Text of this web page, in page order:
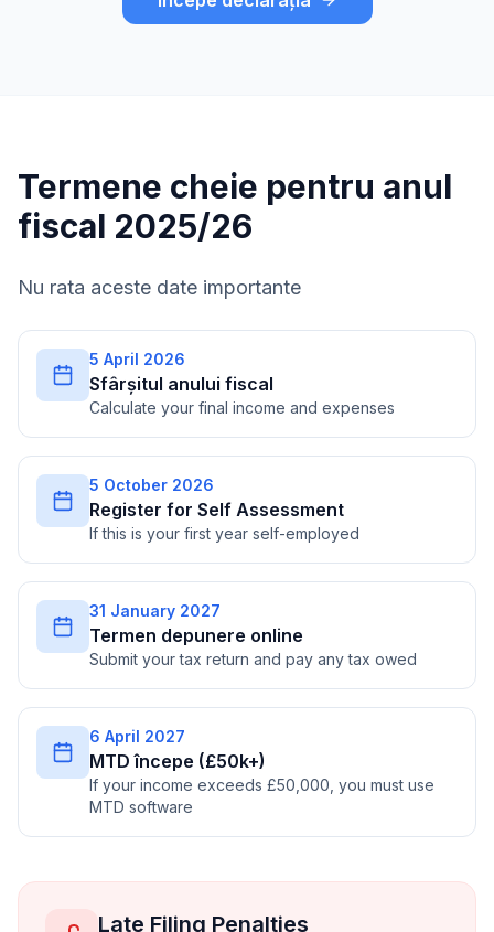
Termene cheie pentru anul
fiscal 2025/26
Nu rata aceste date importante
5 April 2026
Sfârșitul anului fiscal
Calculate your final income and expenses
5 October 2026
Register for Self Assessment
If this is your first year self-employed
31 January 2027
Termen depunere online
Submit your tax return and pay any tax owed
6 April 2027
MTD începe (£50k+)
If your income exceeds £50,000, you must use
MTD software
Late Filing Penalties